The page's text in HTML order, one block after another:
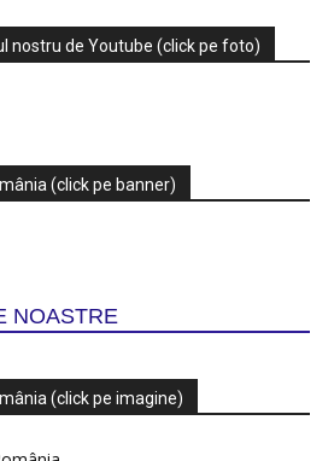
nostru de Youtube (click pe foto)
(click pe banner)
NOASTRE
(click pe imagine)